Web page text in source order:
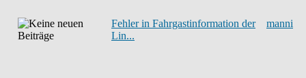
Fehler in Fahrgastinformation der
Lin...
manni